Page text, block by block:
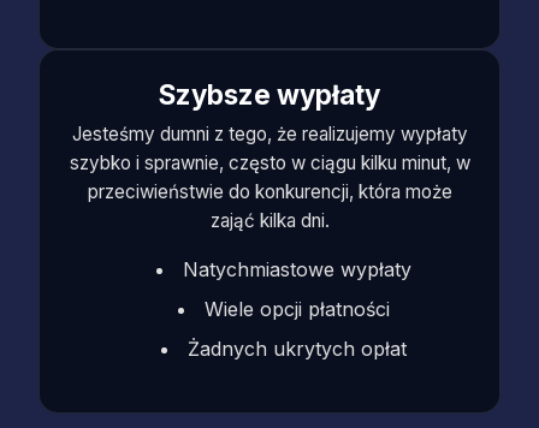
Szybsze wypłaty
Jesteśmy dumni z tego, że realizujemy wypłaty
szybko i sprawnie, często w ciągu kilku minut, w
przeciwieństwie do konkurencji, która może
zająć kilka dni.
Natychmiastowe wypłaty
Wiele opcji płatności
Żadnych ukrytych opłat